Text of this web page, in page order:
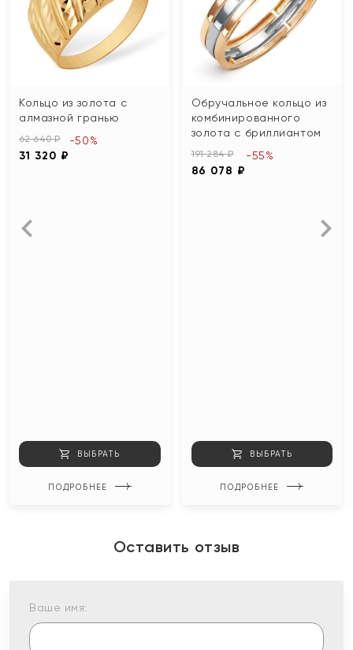
Кольцо из золота с
алмазной гранью
62 640 ₽
31 320 ₽
-50%
ВЫБРАТЬ
ПОДРОБНЕЕ
Обручальное кольцо из
комбинированного
золота с бриллиантом
191 284 ₽
86 078 ₽
-55%
ВЫБРАТЬ
ПОДРОБНЕЕ
Оставить отзыв
Ваше имя: